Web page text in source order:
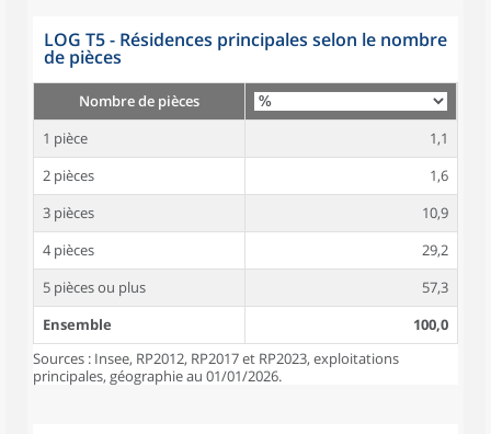
LOG T5 - Résidences principales selon le nombre
de pièces
Nombre de pièces
1 pièce
1,1
2 pièces
1,6
3 pièces
10,9
4 pièces
29,2
5 pièces ou plus
57,3
Ensemble
100,0
Sources : Insee, RP2012, RP2017 et RP2023, exploitations
principales, géographie au 01/01/2026.